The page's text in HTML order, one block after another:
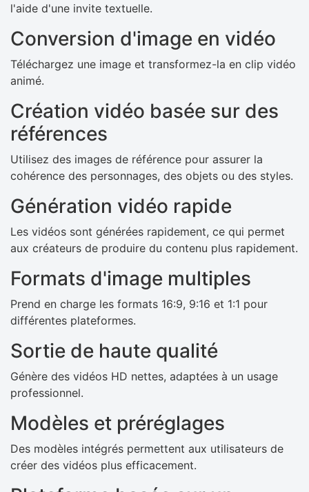
l'aide d'une invite textuelle.
Conversion d'image en vidéo
Téléchargez une image et transformez-la en clip vidéo
animé.
Création vidéo basée sur des
références
Utilisez des images de référence pour assurer la
cohérence des personnages, des objets ou des styles.
Génération vidéo rapide
Les vidéos sont générées rapidement, ce qui permet
aux créateurs de produire du contenu plus rapidement.
Formats d'image multiples
Prend en charge les formats 16:9, 9:16 et 1:1 pour
différentes plateformes.
Sortie de haute qualité
Génère des vidéos HD nettes, adaptées à un usage
professionnel.
Modèles et préréglages
Des modèles intégrés permettent aux utilisateurs de
créer des vidéos plus efficacement.